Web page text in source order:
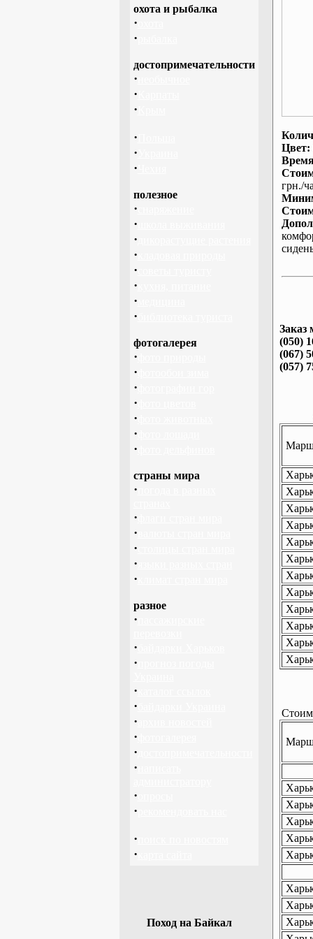
охота и рыбалка
·
·
достопримечательности
·
·
·
·
·
·
полезное
·
·
·
·
·
·
·
·
фотогалерея
·
·
·
·
·
·
·
страны мира
·
·
·
·
·
·
разное
·
·
·
·
·
·
·
·
·
·
·
·
·
Поход на Байкал
Цвет:
грн./
Заказ
(050)
(067)
(057)